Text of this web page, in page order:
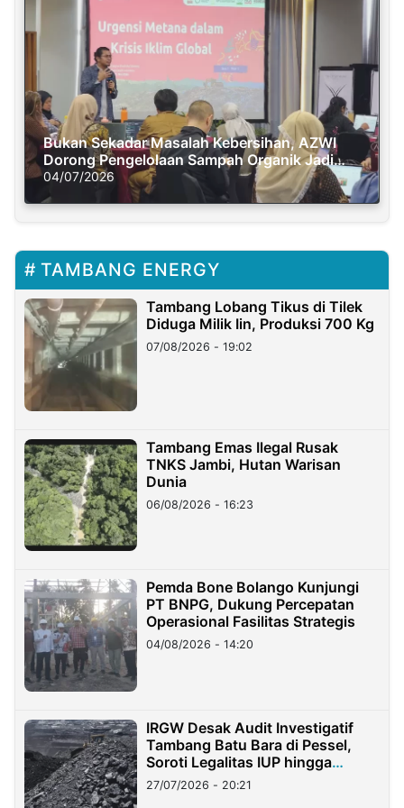
Bukan Sekadar Masalah Kebersihan, AZWI
Dorong Pengelolaan Sampah Organik Jadi
Solusi Krisis Iklim
04/07/2026
TAMBANG ENERGY
Tambang Lobang Tikus di Tilek
Diduga Milik Iin, Produksi 700 Kg
07/08/2026 - 19:02
Tambang Emas Ilegal Rusak
TNKS Jambi, Hutan Warisan
Dunia
06/08/2026 - 16:23
Pemda Bone Bolango Kunjungi
PT BNPG, Dukung Percepatan
Operasional Fasilitas Strategis
04/08/2026 - 14:20
IRGW Desak Audit Investigatif
Tambang Batu Bara di Pessel,
Soroti Legalitas IUP hingga
Stockpile
27/07/2026 - 20:21